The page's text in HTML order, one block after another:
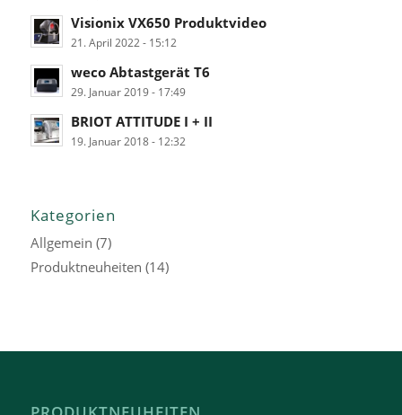
Visionix VX650 Produktvideo
21. April 2022 - 15:12
weco Abtastgerät T6
29. Januar 2019 - 17:49
BRIOT ATTITUDE I + II
19. Januar 2018 - 12:32
Kategorien
Allgemein (7)
Produktneuheiten (14)